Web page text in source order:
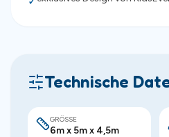
Technische
GRÖSSE
6m x 5m x 4,5m